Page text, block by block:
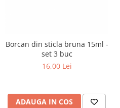
Borcan din sticla bruna 15ml -
set 3 buc
16,00 Lei
ADAUGA IN COS